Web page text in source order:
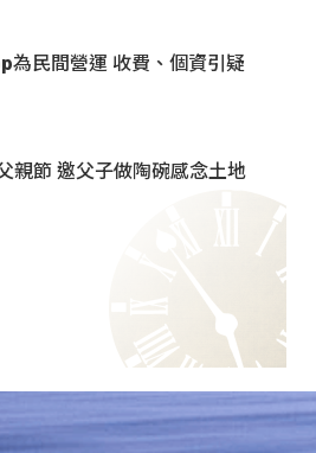
為民間營運 收費、個資引疑
親節 邀父子做陶碗感念土地